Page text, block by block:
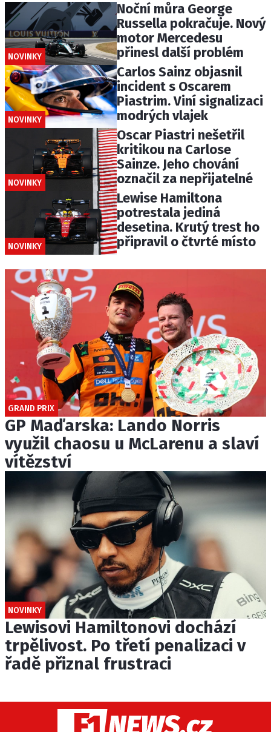
NOVINKY
Noční můra George
Russella pokračuje. Nový
motor Mercedesu
přinesl další problém
NOVINKY
Carlos Sainz objasnil
incident s Oscarem
Piastrim. Viní signalizaci
modrých vlajek
NOVINKY
Oscar Piastri nešetřil
kritikou na Carlose
Sainze. Jeho chování
označil za nepřijatelné
NOVINKY
Lewise Hamiltona
potrestala jediná
desetina. Krutý trest ho
připravil o čtvrté místo
GRAND PRIX
GP Maďarska: Lando Norris
využil chaosu u McLarenu a slaví
vítězství
NOVINKY
Lewisovi Hamiltonovi dochází
trpělivost. Po třetí penalizaci v
řadě přiznal frustraci